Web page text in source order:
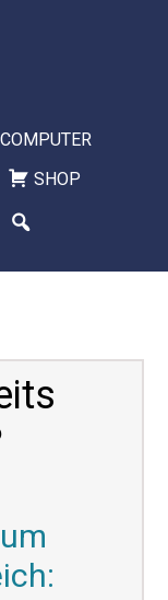
COMPUTER
SHOP